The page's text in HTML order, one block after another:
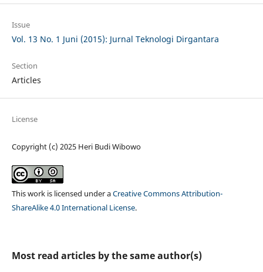
Issue
Vol. 13 No. 1 Juni (2015): Jurnal Teknologi Dirgantara
Section
Articles
License
Copyright (c) 2025 Heri Budi Wibowo
This work is licensed under aCreative Commons Attribution-
ShareAlike 4.0 International License.
Most read articles by the same author(s)